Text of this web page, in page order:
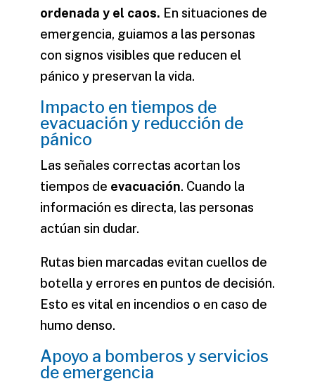
ordenada y el caos. En situaciones de
emergencia, guiamos a las personas
con signos visibles que reducen el
pánico y preservan la vida.
Impacto en tiempos de
evacuación y reducción de
pánico
Las señales correctas acortan los
tiempos de evacuación. Cuando la
información es directa, las personas
actúan sin dudar.
Rutas bien marcadas evitan cuellos de
botella y errores en puntos de decisión.
Esto es vital en incendios o en caso de
humo denso.
Apoyo a bomberos y servicios
de emergencia